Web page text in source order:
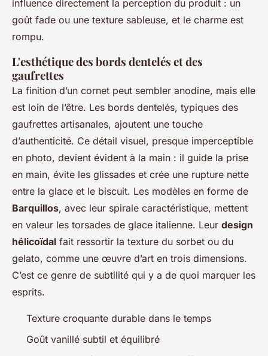
influence directement la perception du produit : un
goût fade ou une texture sableuse, et le charme est
rompu.
L'esthétique des bords dentelés et des
gaufrettes
La finition d’un cornet peut sembler anodine, mais elle
est loin de l’être. Les bords dentelés, typiques des
gaufrettes artisanales, ajoutent une touche
d’authenticité. Ce détail visuel, presque imperceptible
en photo, devient évident à la main : il guide la prise
en main, évite les glissades et crée une rupture nette
entre la glace et le biscuit. Les modèles en forme de
Barquillos, avec leur spirale caractéristique, mettent
en valeur les torsades de glace italienne. Leur design
hélicoïdal fait ressortir la texture du sorbet ou du
gelato, comme une œuvre d’art en trois dimensions.
C’est ce genre de subtilité qui y a de quoi marquer les
esprits.
Texture croquante durable dans le temps
Goût vanillé subtil et équilibré